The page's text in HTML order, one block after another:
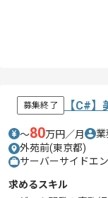
募集終了 【C#
〜80万円／月 業
外苑前(東京都)
サーバーサイドエ
求めるスキル